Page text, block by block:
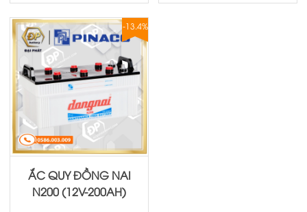
-13.4%
ẮC QUY ĐỒNG NAI
N200 (12V-200AH)